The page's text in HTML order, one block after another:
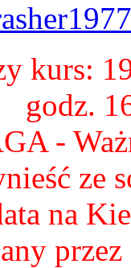
kurs:
godz.
-
ze
na
przez